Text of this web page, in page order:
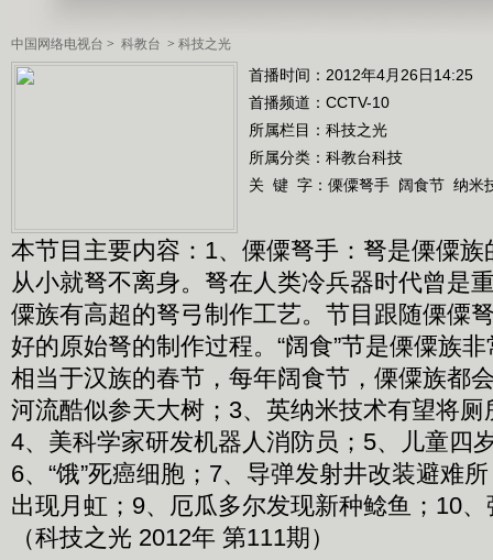
中国网络电视台 > 科教台 > 科技之光
首播时间：2012年4月26日14:25
首播频道： CCTV-10
所属栏目： 科技之光
所属分类：科教台科技
关 键 字： 傈僳弩手 阔食节 纳米
本节目主要内容：1、傈僳弩手：弩是傈僳
从小就弩不离身。弩在人类冷兵器时代曾是
僳族有高超的弩弓制作工艺。节目跟随傈僳
好的原始弩的制作过程。“阔食”节是傈僳族
相当于汉族的春节，每年阔食节，傈僳族都
河流酷似参天大树；3、英纳米技术有望将
4、美科学家研发机器人消防员；5、儿童四
6、“饿”死癌细胞；7、导弹发射井改装避难
出现月虹；9、厄瓜多尔发现新种鲶鱼；10
（科技之光 2012年 第111期）